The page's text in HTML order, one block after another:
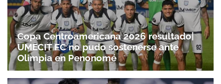
Copa Centroamericana 2026 resultado|
UMECIT FC no pudo sostenerse ante
Olimpia en Penonomé